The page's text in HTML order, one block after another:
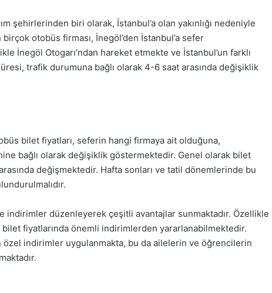
şehirlerinden biri olarak, İstanbul’a olan yakınlığı nedeniyle
otobüs firması, İnegöl’den İstanbul’a sefer
İnegöl Otogarı’ndan hareket etmekte ve İstanbul’un farklı
trafik durumuna bağlı olarak 4-6 saat arasında değişiklik
bilet fiyatları, seferin hangi firmaya ait olduğuna,
bağlı olarak değişiklik göstermektedir. Genel olarak bilet
değişmektedir. Hafta sonları ve tatil dönemlerinde bu
indirimler düzenleyerek çeşitli avantajlar sunmaktadır. Özellikle
fiyatlarında önemli indirimlerden yararlanabilmektedir.
özel indirimler uygulanmakta, bu da ailelerin ve öğrencilerin